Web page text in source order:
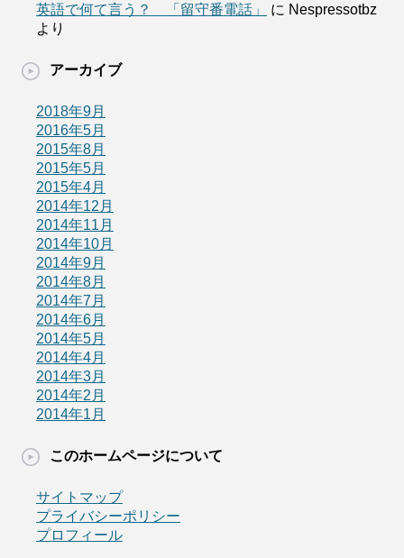
英語で何て言う？ 「留守番電話」
に Nespressotbz
より
アーカイブ
2018年9月
2016年5月
2015年8月
2015年5月
2015年4月
2014年12月
2014年11月
2014年10月
2014年9月
2014年8月
2014年7月
2014年6月
2014年5月
2014年4月
2014年3月
2014年2月
2014年1月
このホームページについて
サイトマップ
プライバシーポリシー
プロフィール